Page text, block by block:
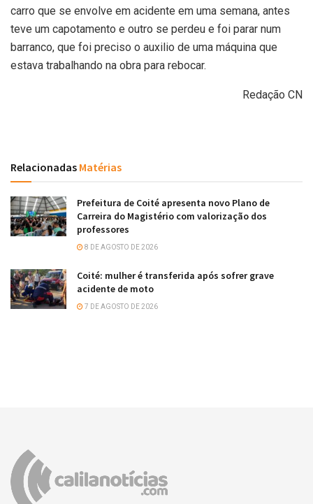
carro que se envolve em acidente em uma semana, antes
teve um capotamento e outro se perdeu e foi parar num
barranco, que foi preciso o auxilio de uma máquina que
estava trabalhando na obra para rebocar.
Redação CN
Relacionadas Matérias
Prefeitura de Coité apresenta novo Plano de
Carreira do Magistério com valorização dos
professores
8 DE AGOSTO DE 2026
Coité: mulher é transferida após sofrer grave
acidente de moto
7 DE AGOSTO DE 2026